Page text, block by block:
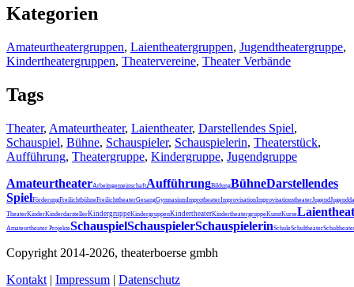
Kategorien
Amateurtheatergruppen, Laientheatergruppen, Jugendtheatergruppe,
Kindertheatergruppen, Theatervereine, Theater Verbände
Tags
Theater, Amateurtheater, Laientheater, Darstellendes Spiel,
Schauspiel, Bühne, Schauspieler, Schauspielerin, Theaterstück,
Aufführung, Theatergruppe, Kindergruppe, Jugendgruppe
AmateurtheaterArbeitsgemeinschaftAufführungBildungBühneDarstellendes
SpielFörderungFreilichtbühneFreilichttheaterGesangGymnasiumImprotheaterImprovisationImprovisationstheaterJugend
TheaterKinderKinderdarstellerKindergruppeKindergruppenKindertheaterKindertheatergruppeKunstKurse
Amateurtheater. ProjekteSchauspielSchauspielerSchauspielerinSchuleSchultheater
Copyright 2014-2026, theaterboerse gmbh
Kontakt | Impressum | Datenschutz